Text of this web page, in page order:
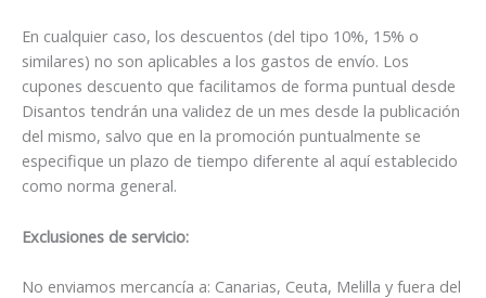
En cualquier caso, los descuentos (del tipo 10%, 15% o
similares) no son aplicables a los gastos de envío. Los
cupones descuento que facilitamos de forma puntual desde
Disantos tendrán una validez de un mes desde la publicación
del mismo, salvo que en la promoción puntualmente se
especifique un plazo de tiempo diferente al aquí establecido
como norma general.
Exclusiones de servicio:
No enviamos mercancía a: Canarias, Ceuta, Melilla y fuera del